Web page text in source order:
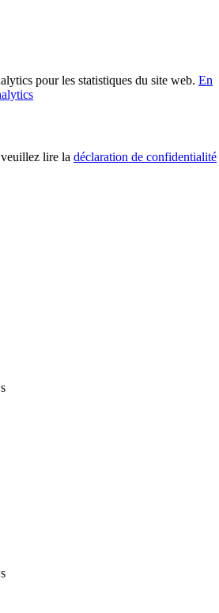
pour les statistiques du site web. En
lire la déclaration de confidentialité